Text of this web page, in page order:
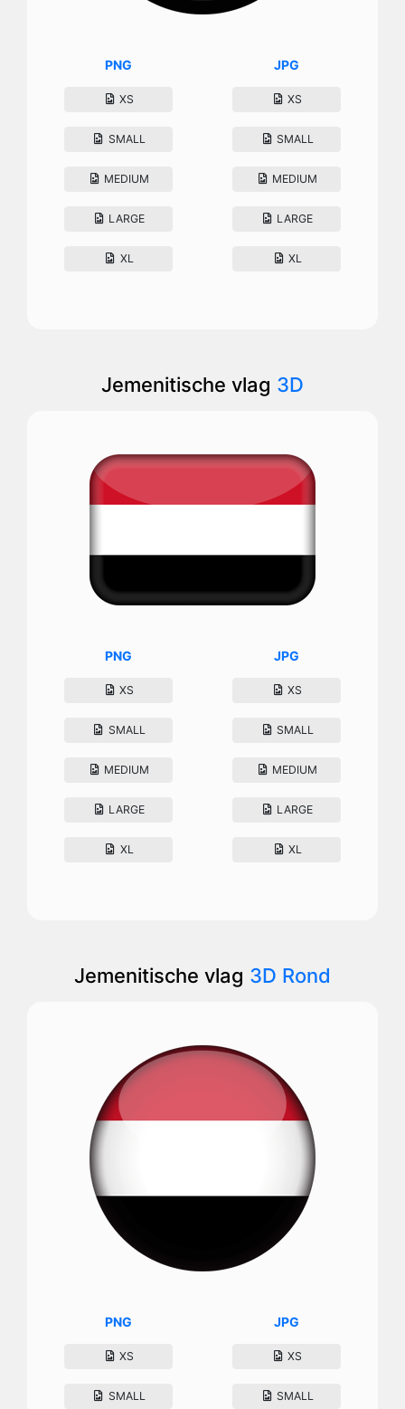
PNG
XS
SMALL
MEDIUM
LARGE
XL
JPG
XS
SMALL
MEDIUM
LARGE
XL
Jemenitische vlag 3D
PNG
XS
SMALL
MEDIUM
LARGE
XL
JPG
XS
SMALL
MEDIUM
LARGE
XL
Jemenitische vlag 3D Rond
PNG
XS
SMALL
JPG
XS
SMALL